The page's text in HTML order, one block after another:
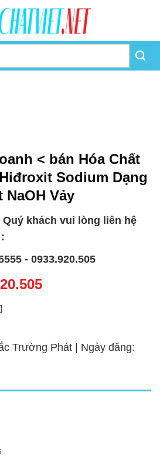
< bán Hóa Chất
Sodium Dạng
Vảy
Quý khách vui lòng liên hệ
- 0933.920.505
Trường Phát | Ngày đăng: